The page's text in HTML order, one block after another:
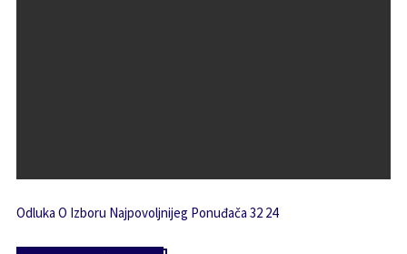
Odluka O Izboru Najpovoljnijeg Ponuđača 32 24